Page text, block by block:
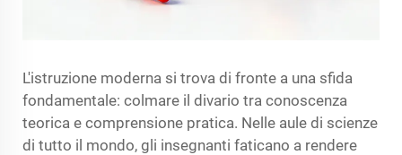
L'istruzione moderna si trova di fronte a una sfida
fondamentale: colmare il divario tra conoscenza
teorica e comprensione pratica. Nelle aule di scienze
di tutto il mondo, gli insegnanti faticano a rendere